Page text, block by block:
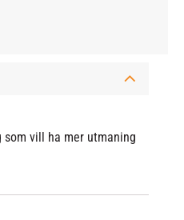
vill ha mer utmaning